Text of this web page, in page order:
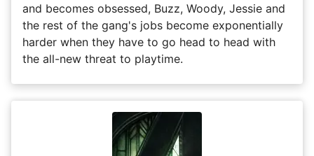
and becomes obsessed, Buzz, Woody, Jessie and
the rest of the gang's jobs become exponentially
harder when they have to go head to head with
the all-new threat to playtime.